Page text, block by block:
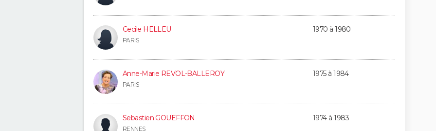
Cecile HELLEU
PARIS
1970 à 1980
Anne-Marie REVOL-BALLEROY
PARIS
1975 à 1984
Sebastien GOUEFFON
RENNES
1974 à 1983